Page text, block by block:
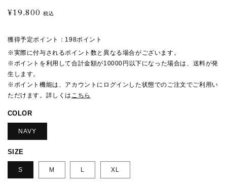
通
価
格
¥19,800 税込
獲得予定ポイント： 198ポイント
※実際に付与されるポイント数と異なる場合がございます。
※ポイントを利用して合計金額が10000円以下になった場合は、送料が発
生します。
※ポイント機能は、アカウントにログインした状態でのご注文でご利用い
ただけます。詳しくは こちら
COLOR
NAVY
SIZE
S M L XL